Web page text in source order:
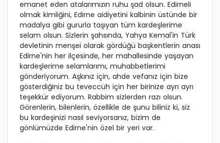
emanet eden atalarımızın ruhu şad olsun. Edirneli
olmak kimliğini, Edirne aidiyetini kalbinin üstünde bir
madalya gibi gururla taşıyan tüm kardeşlerime
selam olsun. Sizlerin şahsında, Yahya Kemal'in Türk
devletinin menşei olarak gördüğü başkentlerin anası
Edirne'nin her ilçesinde, her mahallesinde yaşayan
kardeşlerime selamlarımı, muhabbetlerimi
gönderiyorum. Aşkınız için, ahde vefanız için bize
gösterdiğiniz bu teveccüh için her birinize ayrı ayrı
teşekkür ediyorum. Rabbim sizlerden razı olsun.
Görenlerin, bilenlerin, özellikle de şunu biliniz ki, siz
bu kardeşinizi nasıl seviyorsanız, bizim de
gönlümüzde Edirne'nin özel bir yeri var.